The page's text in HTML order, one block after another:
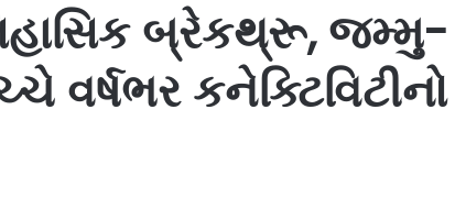
બ્રેકથ્રૂ, જમ્મુ-
વર્ષભર કનેક્ટિવિટીનો